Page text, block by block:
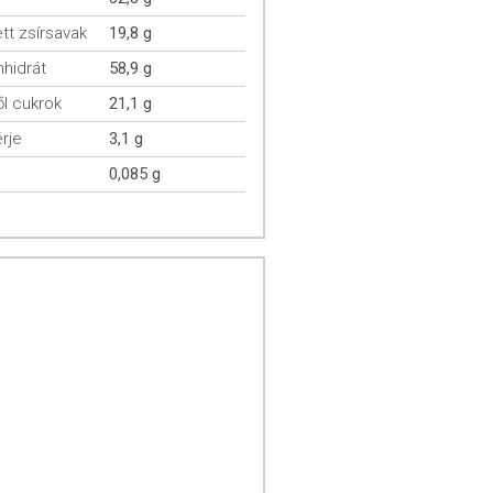
zsírsavak
19,8 g
58,9 g
cukrok
21,1 g
3,1 g
0,085 g